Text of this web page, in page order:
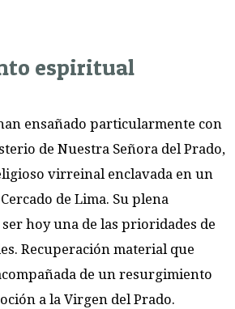
espiritual
ensañado particularmente con
de Nuestra Señora del Prado,
virreinal enclavada en un
de Lima. Su plena
hoy una de las prioridades de
Recuperación material que
de un resurgimiento
a la Virgen del Prado.